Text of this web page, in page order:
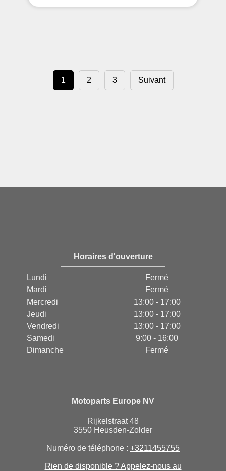
1 2 3 Suivant
Horaires d'ouverture
Lundi
Fermé
Mardi
Fermé
Mercredi
13:00 - 17:00
Jeudi
13:00 - 17:00
Vendredi
13:00 - 17:00
Samedi
9:00 - 16:00
Dimanche
Fermé
Motoparts Europe NV
Rijkelstraat 48
3550 Heusden-Zolder
Numéro de téléphone : +3211455755
Rien de disponible ? Appelez-nous au